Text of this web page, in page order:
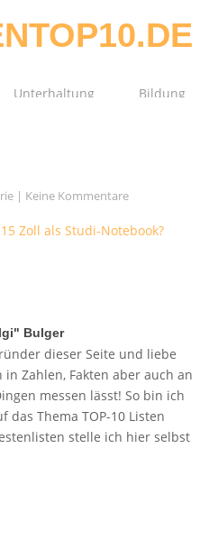
Unterhaltung Bildung
| Keine Kommentare
Bulger
dieser Seite und liebe
in Zahlen, Fakten aber auch an
messen lässt! So bin ich
das Thema TOP-10 Listen
stelle ich hier selbst